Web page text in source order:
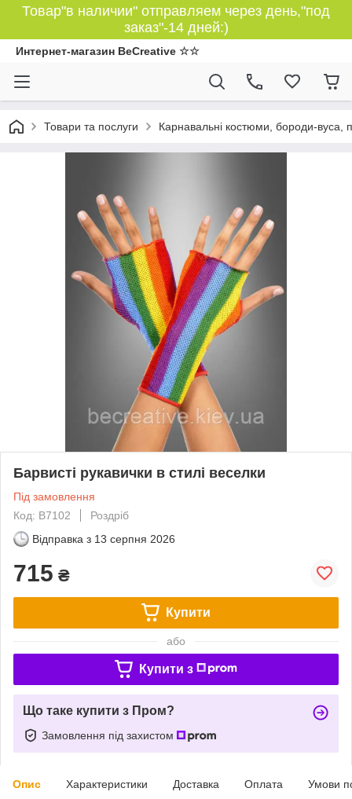
Товар"в наличии" отправляем через день,"под
заказ"-14 дней:)
Интернет-магазин BeCreative ☆☆
Товари та послуги Карнавальні костюми, бороди-вуса,
Барвисті рукавички в стилі веселки
Під замовлення
Код: B7102
Роздріб
Відправка з 13 серпня 2026
715 ₴
Купити
або
Купити з
Що таке купити з Пром?
Замовлення під захистом
Опис Характеристики Доставка Оплата Умови